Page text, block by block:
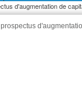
d'augmentation de